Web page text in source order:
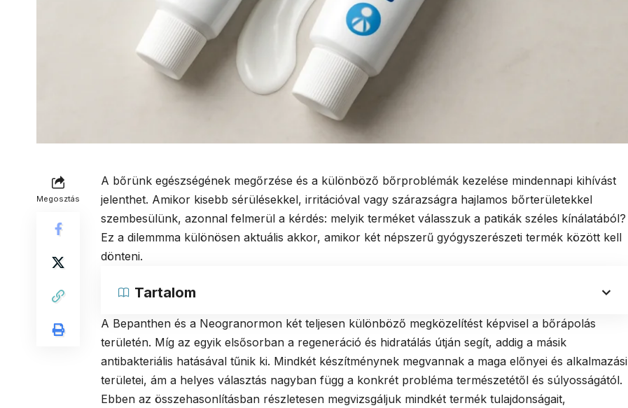
Megosztás
A bőrünk egészségének megőrzése és a különböző bőrproblémák kezelése mindennapi kihívást
jelenthet. Amikor kisebb sérülésekkel, irritációval vagy szárazságra hajlamos bőrterületekkel
szembesülünk, azonnal felmerül a kérdés: melyik terméket válasszuk a patikák széles kínálatából?
Ez a dilemmma különösen aktuális akkor, amikor két népszerű gyógyszerészeti termék között kell
dönteni.
Tartalom
A Bepanthen és a Neogranormon két teljesen különböző megközelítést képvisel a bőrápolás
területén. Míg az egyik elsősorban a regeneráció és hidratálás útján segít, addig a másik
antibakteriális hatásával tűnik ki. Mindkét készítménynek megvannak a maga előnyei és alkalmazási
területei, ám a helyes választás nagyban függ a konkrét probléma természetétől és súlyosságától.
Ebben az összehasonlításban részletesen megvizsgáljuk mindkét termék tulajdonságait,